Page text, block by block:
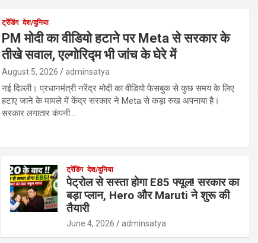
ट्रेंडिंग देश/दुनिया
PM मोदी का वीडियो हटाने पर Meta से सरकार के
तीखे सवाल, एल्गोरिद्म भी जांच के घेरे में
August 5, 2026 adminsatya
नई दिल्ली। प्रधानमंत्री नरेंद्र मोदी का वीडियो फेसबुक से कुछ समय के लिए
हटाए जाने के मामले में केंद्र सरकार ने Meta से कड़ा रुख अपनाया है।
सरकार लगातार कंपनी…
ट्रेंडिंग देश/दुनिया
पेट्रोल से सस्ता होगा E85 फ्यूल! सरकार का
बड़ा प्लान, Hero और Maruti ने शुरू की
तैयारी
June 4, 2026 adminsatya